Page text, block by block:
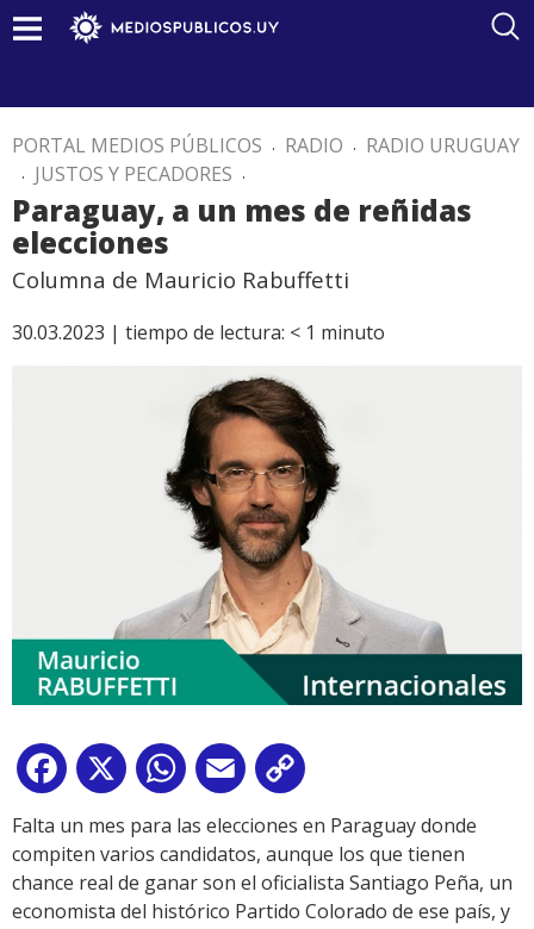
PORTAL MEDIOS PÚBLICOS . RADIO . RADIO URUGUAY
. JUSTOS Y PECADORES .
Paraguay, a un mes de reñidas
elecciones
Columna de Mauricio Rabuffetti
30.03.2023 | tiempo de lectura: < 1 minuto
Facebook
X WhatsApp
Email
Link
Falta un mes para las elecciones en Paraguay donde
compiten varios candidatos, aunque los que tienen
chance real de ganar son el oficialista Santiago Peña, un
economista del histórico Partido Colorado de ese país, y